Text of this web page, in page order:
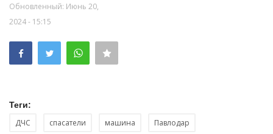
Обновленный: Июнь 20,
2024 - 15:15
Теги:
ДЧС спасатели машина Павлодар